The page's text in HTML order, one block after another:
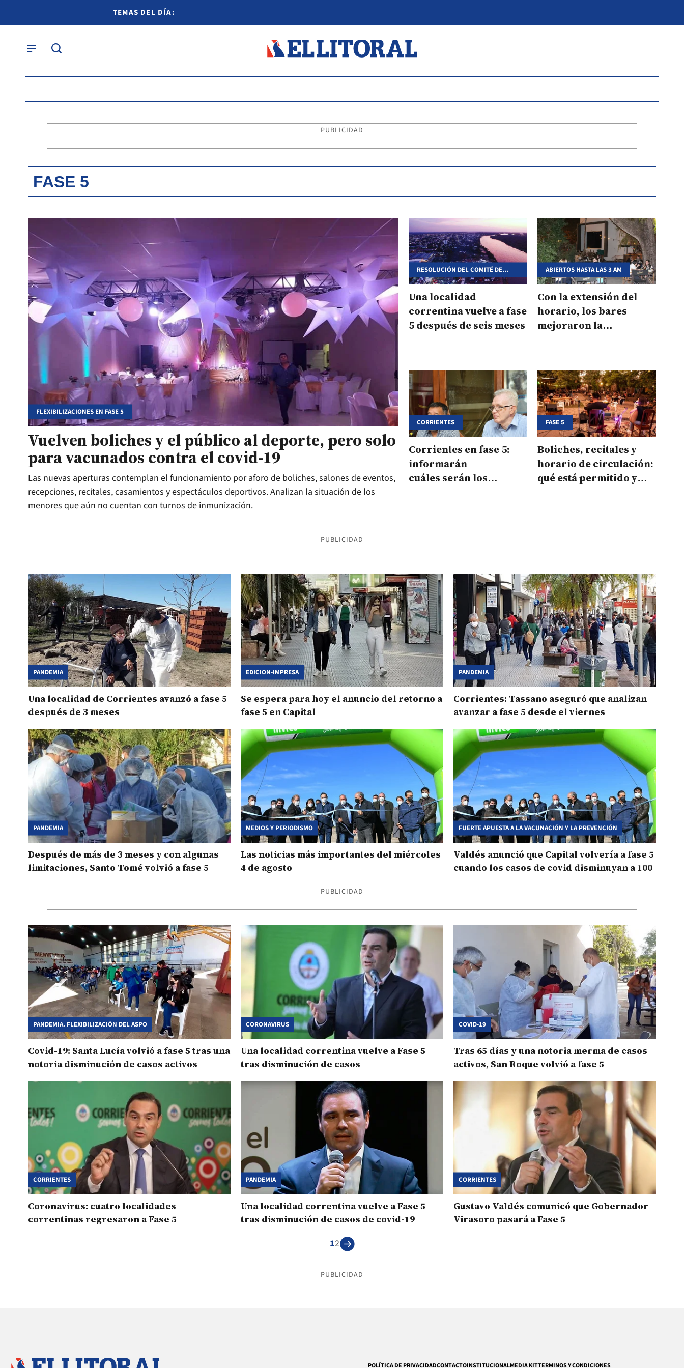
TEMAS DEL DÍA:
PUBLICIDAD
FASE 5
FLEXIBILIZACIONES EN FASE 5
Vuelven boliches y el público al deporte, pero solo
para vacunados contra el covid-19
Las nuevas aperturas contemplan el funcionamiento por aforo de boliches, salones de eventos,
recepciones, recitales, casamientos y espectáculos deportivos. Analizan la situación de los
menores que aún no cuentan con turnos de inmunización.
RESOLUCIÓN DEL COMITÉ DE
CRISIS
Una localidad
correntina vuelve a fase
5 después de seis meses
ABIERTOS HASTA LAS 3 AM
Con la extensión del
horario, los bares
mejoraron la
CORRIENTES
Corrientes en fase 5:
informarán
cuáles serán los
FASE 5
Boliches, recitales y
horario de circulación:
qué está permitido y
PUBLICIDAD
PANDEMIA
Una localidad de Corrientes avanzó a fase 5
después de 3 meses
EDICION-IMPRESA
Se espera para hoy el anuncio del retorno a
fase 5 en Capital
PANDEMIA
Corrientes: Tassano aseguró que analizan
avanzar a fase 5 desde el viernes
PANDEMIA
Después de más de 3 meses y con algunas
limitaciones, Santo Tomé volvió a fase 5
MEDIOS Y PERIODISMO
Las noticias más importantes del miércoles
4 de agosto
FUERTE APUESTA A LA VACUNACIÓN Y LA PREVENCIÓN
Valdés anunció que Capital volvería a fase 5
cuando los casos de covid disminuyan a 100
PUBLICIDAD
PANDEMIA. FLEXIBILIZACIÓN DEL ASPO
Covid-19: Santa Lucía volvió a fase 5 tras una
notoria disminución de casos activos
CORONAVIRUS
Una localidad correntina vuelve a Fase 5
tras disminución de casos
COVID-19
Tras 65 días y una notoria merma de casos
activos, San Roque volvió a fase 5
CORRIENTES
Coronavirus: cuatro localidades
correntinas regresaron a Fase 5
PANDEMIA
Una localidad correntina vuelve a Fase 5
tras disminución de casos de covid-19
CORRIENTES
Gustavo Valdés comunicó que Gobernador
Virasoro pasará a Fase 5
12
PUBLICIDAD
POLÍTICA DE PRIVACIDADCONTACTOINSTITUCIONALMEDIA KITTERMINOS Y CONDICIONES